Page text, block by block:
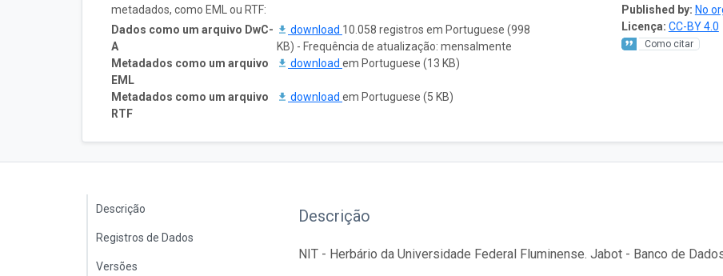
Published by: No
Licença: CC-BY 4.0
Como citar
metadados, como EML ou RTF:
Dados como um arquivo DwC-
A
download 10.058 registros em Portuguese (998
KB) - Frequência de atualização: mensalmente
Metadados como um arquivo
EML
download em Portuguese (13 KB)
Metadados como um arquivo
RTF
download em Portuguese (5 KB)
Descrição
Registros de Dados
Versões
Descrição
NIT - Herbário da Universidade Federal Fluminense. Jabot - Banco de